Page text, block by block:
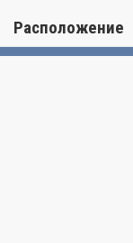
Апартаменты в
Лодредейла
Расположение